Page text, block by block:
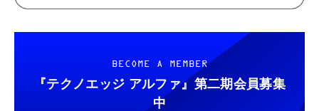
BECOME A MEMBER
『テクノエッジ アルファ』 第二期会員募集
中